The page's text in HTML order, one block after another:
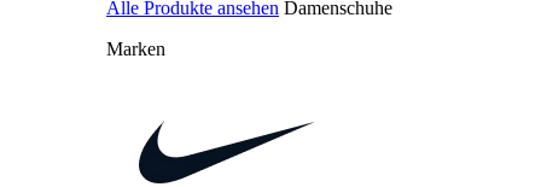
Alle Produkte ansehen Damenschuhe
Marken